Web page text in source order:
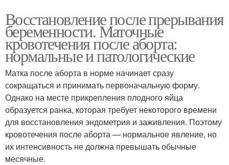
Восстановление после прерывания
беременности. Маточные
кровотечения после аборта:
нормальные и патологические
Матка после аборта в норме начинает сразу
сокращаться и принимать первоначальную форму.
Однако на месте прикрепления плодного яйца
образуется ранка, которая требует некоторого времени
для восстановления эндометрия и заживления. Поэтому
кровотечения после аборта — нормальное явление, но
их интенсивность не должна превышать обычные
месячные.